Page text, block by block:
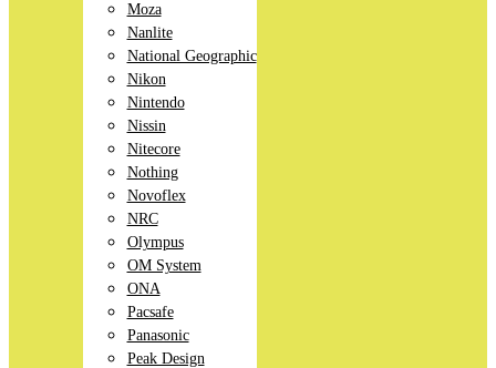
Moza
Nanlite
National Geographic
Nikon
Nintendo
Nissin
Nitecore
Nothing
Novoflex
NRC
Olympus
OM System
ONA
Pacsafe
Panasonic
Peak Design